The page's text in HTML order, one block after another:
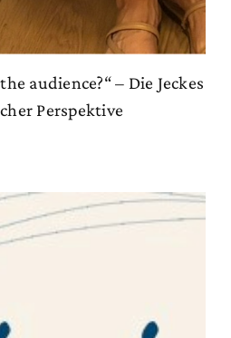
audience?“ – Die Jeckes
Perspektive